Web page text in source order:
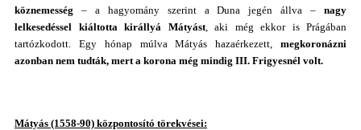
köznemesség – a hagyomány szerint a Duna jegén állva –nagy
lelkesedéssel kiáltotta királlyá Mátyást, aki még ekkor is Prágában
tartózkodott. Egy hónap múlva Mátyás hazaérkezett, megkoronázni
azonban nem tudták, mert a korona még mindig III. Frigyesnél volt.
Mátyás (1558-90) központosító törekvései: